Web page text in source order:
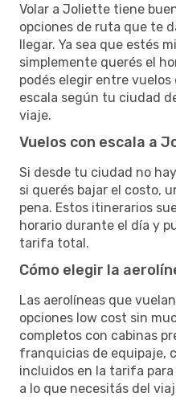
Volar a Joliette tiene
opciones de ruta que te
llegar. Ya sea que estés
simplemente querés el
podés elegir entre
escala según tu ciudad
viaje.
Vuelos con escala a
Si desde tu ciudad no
si querés bajar el costo,
pena. Estos itinerarios
horario durante el día y
tarifa total.
Cómo elegir la
Las aerolíneas que
opciones low cost sin
completos con cabinas
franquicias de equipaje,
incluidos en la tarifa
a lo que necesitás del